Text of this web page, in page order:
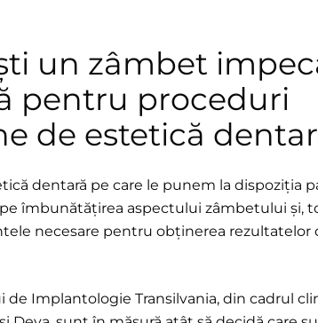
un zâmbet
pentru proceduri
de estetică
dentară pe care le punem la dispoziția
pe îmbunătățirea aspectului zâmbetului și,
necesare pentru obținerea rezultatelor
de Implantologie Transilvania, din cadrul